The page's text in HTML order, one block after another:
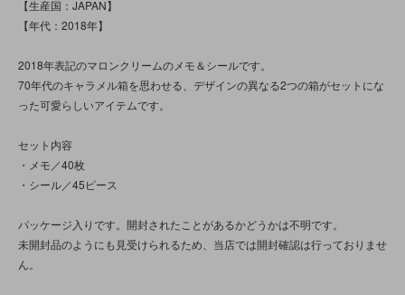
【生産国：JAPAN】
【年代：2018年】
2018年表記のマロンクリームのメモ＆シールです。
70年代のキャラメル箱を思わせる、デザインの異なる2つの箱がセットにな
った可愛らしいアイテムです。
セット内容
・メモ／40枚
・シール／45ピース
パッケージ入りです。開封されたことがあるかどうかは不明です。
未開封品のようにも見受けられるため、当店では開封確認は行っておりませ
ん。